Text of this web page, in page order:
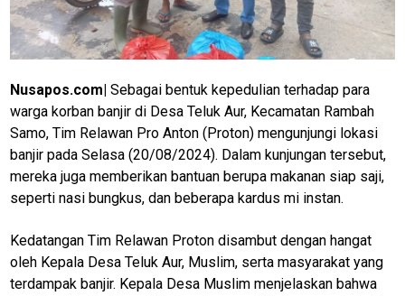
Nusapos.com| Sebagai bentuk kepedulian terhadap para
warga korban banjir di Desa Teluk Aur, Kecamatan Rambah
Samo, Tim Relawan Pro Anton (Proton) mengunjungi lokasi
banjir pada Selasa (20/08/2024). Dalam kunjungan tersebut,
mereka juga memberikan bantuan berupa makanan siap saji,
seperti nasi bungkus, dan beberapa kardus mi instan.
Kedatangan Tim Relawan Proton disambut dengan hangat
oleh Kepala Desa Teluk Aur, Muslim, serta masyarakat yang
terdampak banjir. Kepala Desa Muslim menjelaskan bahwa